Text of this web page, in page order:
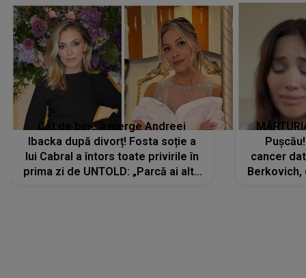
Cât de bine îi merge Andreei
Ibacka după divorț! Fosta soție a
lui Cabral a întors toate privirile în
prima zi de UNTOLD: „Parcă ai altă
cancer
Berkovich,